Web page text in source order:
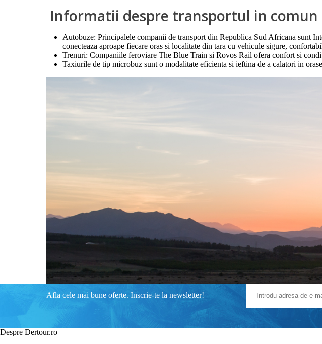
Informatii despre transportul in comun
Autobuze: Principalele companii de transport din Republica Sud Africana sunt
conecteaza aproape fiecare oras si localitate din tara cu vehicule sigure,
Trenuri: Companiile feroviare The Blue Train si Rovos Rail ofera confort si
Taxiurile de tip microbuz sunt o modalitate eficienta si ieftina de a calatori in
Afla cele mai bune oferte. Inscrie-te la newsletter!
Despre Dertour.ro